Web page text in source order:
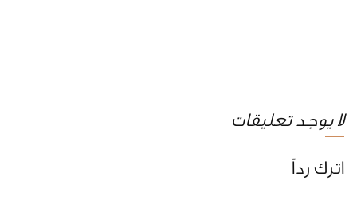
لا يوجد تعليقات
اترك رداً